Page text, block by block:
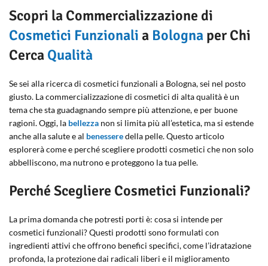
Scopri la Commercializzazione di
Cosmetici Funzionali a Bologna per Chi
Cerca Qualità
Se sei alla ricerca di cosmetici funzionali a Bologna, sei nel posto
giusto. La commercializzazione di cosmetici di alta qualità è un
tema che sta guadagnando sempre più attenzione, e per buone
ragioni. Oggi, la bellezza non si limita più all’estetica, ma si estende
anche alla salute e al benesseredella pelle. Questo articolo
esplorerà come e perché scegliere prodotti cosmetici che non solo
abbelliscono, ma nutrono e proteggono la tua pelle.
Perché Scegliere Cosmetici Funzionali?
La prima domanda che potresti porti è: cosa si intende per
cosmetici funzionali? Questi prodotti sono formulati con
ingredienti attivi che offrono benefici specifici, come l’idratazione
profonda, la protezione dai radicali liberi e il miglioramento